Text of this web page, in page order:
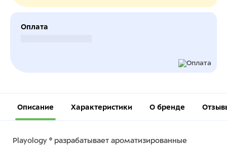
Оплата
Описание Характеристики О бренде
Playology ® разрабатывает ароматизированные